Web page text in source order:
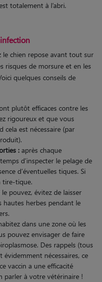
totalement à l’abri.
le chien repose avant tout sur
risques de morsure et en les
quelques conseils de
plutôt efficaces contre les
rigoureux et que vous
cela est nécessaire (par
: après chaque
d’inspecter le pelage de
d’éventuelles tiques. Si
tire-tique.
pouvez, évitez de laisser
hautes herbes pendant le
dans une zone où les
pouvez envisager de faire
Des rappels (tous
nécessaires, ce
vaccin a une efficacité
parler à votre vétérinaire !